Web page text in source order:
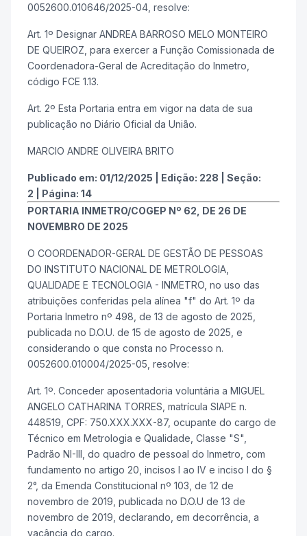
0052600.010646/2025-04, resolve:
Art. 1º Designar ANDREA BARROSO MELO MONTEIRO
DE QUEIROZ, para exercer a Função Comissionada de
Coordenadora-Geral de Acreditação do Inmetro,
código FCE 1.13.
Art. 2º Esta Portaria entra em vigor na data de sua
publicação no Diário Oficial da União.
MARCIO ANDRE OLIVEIRA BRITO
Publicado em: 01/12/2025 Edição: 228
Seção:
2
Página: 14
PORTARIA INMETRO/COGEP Nº 62, DE 26 DE
NOVEMBRO DE 2025
O COORDENADOR-GERAL DE GESTÃO DE PESSOAS
DO INSTITUTO NACIONAL DE METROLOGIA,
QUALIDADE E TECNOLOGIA - INMETRO, no uso das
atribuições conferidas pela alínea "f" do Art. 1º da
Portaria Inmetro nº 498, de 13 de agosto de 2025,
publicada no D.O.U. de 15 de agosto de 2025, e
considerando o que consta no Processo n.
0052600.010004/2025-05, resolve:
Art. 1º. Conceder aposentadoria voluntária a MIGUEL
ANGELO CATHARINA TORRES, matrícula SIAPE n.
448519, CPF: 750.XXX.XXX-87, ocupante do cargo de
Técnico em Metrologia e Qualidade, Classe "S",
Padrão NI-III, do quadro de pessoal do Inmetro, com
fundamento no artigo 20, incisos I ao IV e inciso I do §
2°, da Emenda Constitucional nº 103, de 12 de
novembro de 2019, publicada no D.O.U de 13 de
novembro de 2019, declarando, em decorrência, a
vacância do cargo.